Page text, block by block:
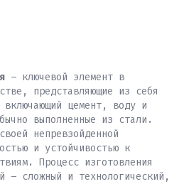
– ключевой элемент в
представляющие из себя
включающий цемент, воду и
выполненные из стали.
непревзойденной
и устойчивостью к
Процесс изготовления
– сложный и технологический,